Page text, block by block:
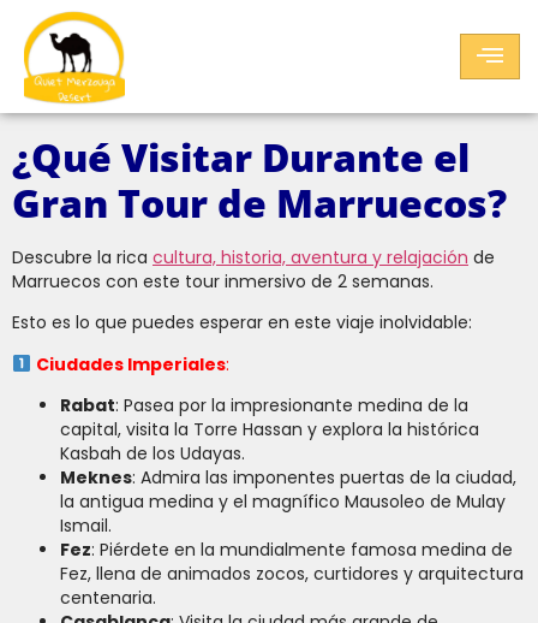
¿Qué Visitar Durante el
Gran Tour de Marruecos?
Descubre la rica cultura, historia, aventura y relajación de
Marruecos con este tour inmersivo de 2 semanas.
Esto es lo que puedes esperar en este viaje inolvidable:
Ciudades Imperiales:
Rabat: Pasea por la impresionante medina de la
capital, visita la Torre Hassan y explora la histórica
Kasbah de los Udayas.
Meknes: Admira las imponentes puertas de la ciudad,
la antigua medina y el magnífico Mausoleo de Mulay
Ismail.
Fez: Piérdete en la mundialmente famosa medina de
Fez, llena de animados zocos, curtidores y arquitectura
centenaria.